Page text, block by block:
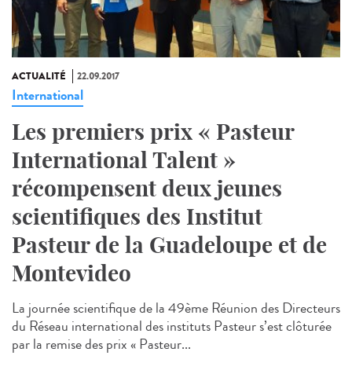
ACTUALITÉ 22.09.2017
International
Les premiers prix « Pasteur
International Talent »
récompensent deux jeunes
scientifiques des Institut
Pasteur de la Guadeloupe et de
Montevideo
La journée scientifique de la 49ème Réunion des Directeurs
du Réseau international des instituts Pasteur s’est clôturée
par la remise des prix « Pasteur...